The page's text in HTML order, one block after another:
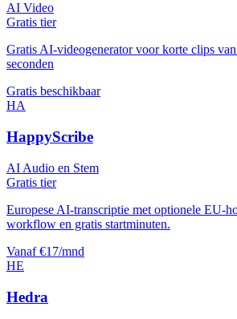
AI Video
Gratis tier
Gratis AI-videogenerator voor korte clips
seconden
Gratis beschikbaar
HA
HappyScribe
AI Audio en Stem
Gratis tier
Europese AI-transcriptie met optionele EU-
workflow en gratis startminuten.
Vanaf €17/mnd
HE
Hedra